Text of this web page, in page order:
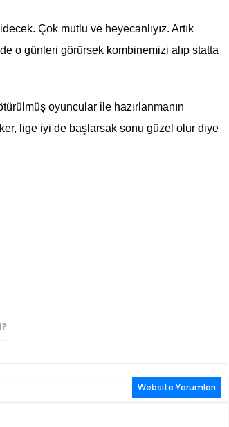
Çok mutlu ve heyecanlıyız. Artık
o günleri görürsek kombinemizi alıp statta
oyuncular ile hazırlanmanın
lige iyi de başlarsak sonu güzel olur diye
Website Yorumları